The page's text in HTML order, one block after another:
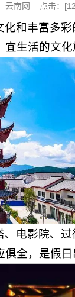
云南网 点击：[
和丰富多
生活的文化
电影院、
全，是假日